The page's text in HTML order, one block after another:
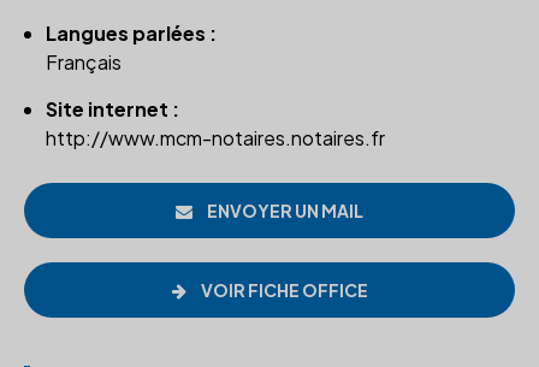
Langues parlées :
Français
Site internet :
http://www.mcm-notaires.notaires.fr
ENVOYER UN MAIL
VOIR FICHE OFFICE